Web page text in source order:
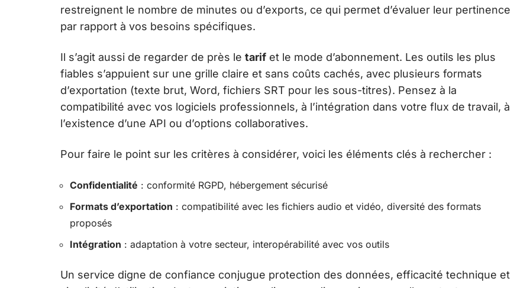
restreignent le nombre de minutes ou d’exports, ce qui permet d’évaluer leur pertinence
par rapport à vos besoins spécifiques.
Il s’agit aussi de regarder de près le tarif et le mode d’abonnement. Les outils les plus
fiables s’appuient sur une grille claire et sans coûts cachés, avec plusieurs formats
d’exportation (texte brut, Word, fichiers SRT pour les sous-titres). Pensez à la
compatibilité avec vos logiciels professionnels, à l’intégration dans votre flux de travail, à
l’existence d’une API ou d’options collaboratives.
Pour faire le point sur les critères à considérer, voici les éléments clés à rechercher :
Confidentialité : conformité RGPD, hébergement sécurisé
Formats d’exportation : compatibilité avec les fichiers audio et vidéo, diversité des formats
proposés
Intégration : adaptation à votre secteur, interopérabilité avec vos outils
Un service digne de confiance conjugue protection des données, efficacité technique et